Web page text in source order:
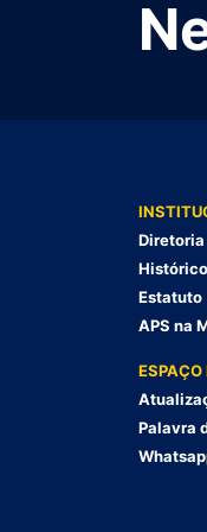
Diretoria
Histórico
Estatuto
APS na
Palavra